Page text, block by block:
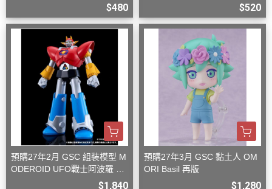
$480 $520
預購27年2月 GSC 組裝模型 M
ODEROID UFO戰士阿波羅 大
$1,840
預購27年3月 GSC 黏土人 OM
ORI Basil 再版
$1,280